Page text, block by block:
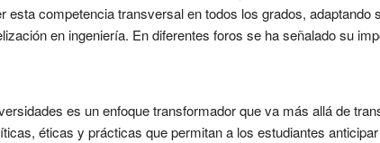
esta competencia transversal en todos los grados, adaptando
en ingeniería. En diferentes foros se ha señalado su
es un enfoque transformador que va más allá de
éticas y prácticas que permitan a los estudiantes